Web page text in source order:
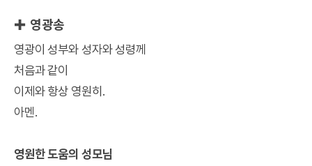
✚ 영광송
영광이 성부와 성자와 성령께
처음과 같이
이제와 항상 영원히.
아멘.
영원한 도움의 성모님